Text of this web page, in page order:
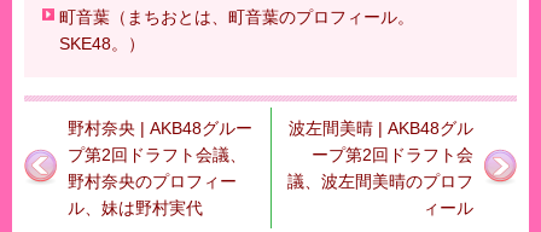
町音葉（まちおとは、町音葉のプロフィール。
SKE48。）
野村奈央 | AKB48グルー
プ第2回ドラフト会議、
野村奈央のプロフィー
ル、妹は野村実代
波左間美晴 | AKB48グル
ープ第2回ドラフト会
議、波左間美晴のプロフ
ィール